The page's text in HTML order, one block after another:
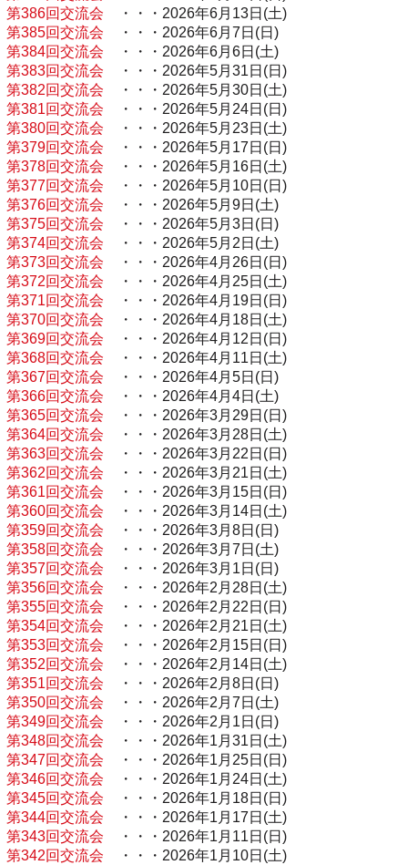
第386回交流会 ・・・2026年6月13日(土)
第385回交流会 ・・・2026年6月7日(日)
第384回交流会 ・・・2026年6月6日(土)
第383回交流会 ・・・2026年5月31日(日)
第382回交流会 ・・・2026年5月30日(土)
第381回交流会 ・・・2026年5月24日(日)
第380回交流会 ・・・2026年5月23日(土)
第379回交流会 ・・・2026年5月17日(日)
第378回交流会 ・・・2026年5月16日(土)
第377回交流会 ・・・2026年5月10日(日)
第376回交流会 ・・・2026年5月9日(土)
第375回交流会 ・・・2026年5月3日(日)
第374回交流会 ・・・2026年5月2日(土)
第373回交流会 ・・・2026年4月26日(日)
第372回交流会 ・・・2026年4月25日(土)
第371回交流会 ・・・2026年4月19日(日)
第370回交流会 ・・・2026年4月18日(土)
第369回交流会 ・・・2026年4月12日(日)
第368回交流会 ・・・2026年4月11日(土)
第367回交流会 ・・・2026年4月5日(日)
第366回交流会 ・・・2026年4月4日(土)
第365回交流会 ・・・2026年3月29日(日)
第364回交流会 ・・・2026年3月28日(土)
第363回交流会 ・・・2026年3月22日(日)
第362回交流会 ・・・2026年3月21日(土)
第361回交流会 ・・・2026年3月15日(日)
第360回交流会 ・・・2026年3月14日(土)
第359回交流会 ・・・2026年3月8日(日)
第358回交流会 ・・・2026年3月7日(土)
第357回交流会 ・・・2026年3月1日(日)
第356回交流会 ・・・2026年2月28日(土)
第355回交流会 ・・・2026年2月22日(日)
第354回交流会 ・・・2026年2月21日(土)
第353回交流会 ・・・2026年2月15日(日)
第352回交流会 ・・・2026年2月14日(土)
第351回交流会 ・・・2026年2月8日(日)
第350回交流会 ・・・2026年2月7日(土)
第349回交流会 ・・・2026年2月1日(日)
第348回交流会 ・・・2026年1月31日(土)
第347回交流会 ・・・2026年1月25日(日)
第346回交流会 ・・・2026年1月24日(土)
第345回交流会 ・・・2026年1月18日(日)
第344回交流会 ・・・2026年1月17日(土)
第343回交流会 ・・・2026年1月11日(日)
第342回交流会 ・・・2026年1月10日(土)